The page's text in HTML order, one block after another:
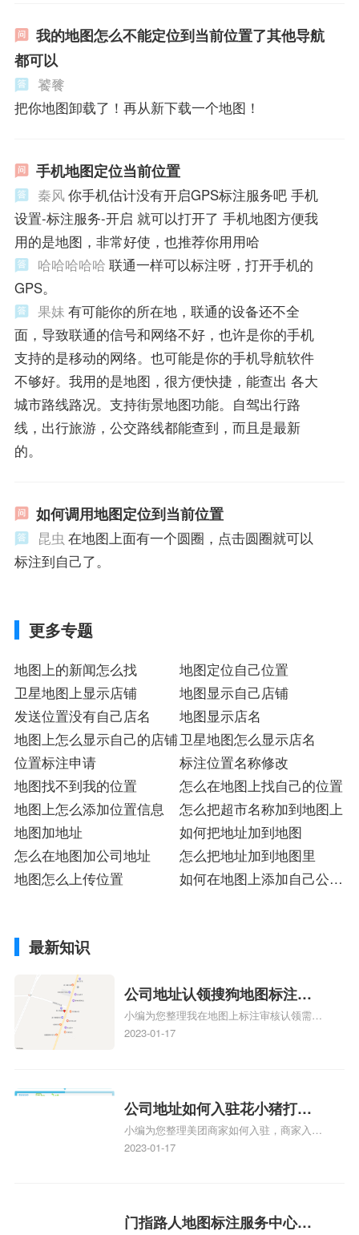
我的地图怎么不能定位到当前位置了其他导航
都可以
饕餮
把你地图卸载了！再从新下载一个地图！
手机地图定位当前位置
秦风 你手机估计没有开启GPS标注服务吧 手机
设置-标注服务-开启 就可以打开了 手机地图方便我
用的是地图，非常好使，也推荐你用用哈
哈哈哈哈哈 联通一样可以标注呀，打开手机的
GPS。
果妹 有可能你的所在地，联通的设备还不全
面，导致联通的信号和网络不好，也许是你的手机
支持的是移动的网络。也可能是你的手机导航软件
不够好。我用的是地图，很方便快捷，能查出 各大
城市路线路况。支持街景地图功能。自驾出行路
线，出行旅游，公交路线都能查到，而且是最新
的。
如何调用地图定位到当前位置
昆虫 在地图上面有一个圆圈，点击圆圈就可以
标注到自己了。
更多专题
地图上的新闻怎么找
地图定位自己位置
卫星地图上显示店铺
地图显示自己店铺
发送位置没有自己店名
地图显示店名
地图上怎么显示自己的店铺卫星地图怎么显示店名
位置标注申请
标注位置名称修改
地图找不到我的位置
怎么在地图上找自己的位置
地图上怎么添加位置信息
怎么把超市名称加到地图上
地图加地址
如何把地址加到地图
怎么在地图加公司地址
怎么把地址加到地图里
地图怎么上传位置
如何在地图上添加自己公司
最新知识
公司地址认领搜狗地图标注多
久审核？公司地址认领地图标
注多久审核？
小编为您整理我在地图上标注审核认领需要
多久、我在地图上标注审核认领需要多久
情可查看下方正文！
2023-01-17
公司地址如何入驻花小猪打车
地图标记？指路人地图标注服
务中心铺如何入驻花小猪打车
小编为您整理美团商家如何入驻，商家入驻
教程、商家如何入驻地图、如何入驻地:、
2023-01-17
门指路人地图标注服务中心如